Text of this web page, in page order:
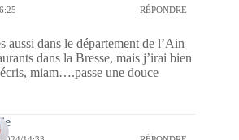
RÉPONDRE
aussi dans le département de l’Ain
dans la Bresse, mais j’irai bien
miam….passe une douce